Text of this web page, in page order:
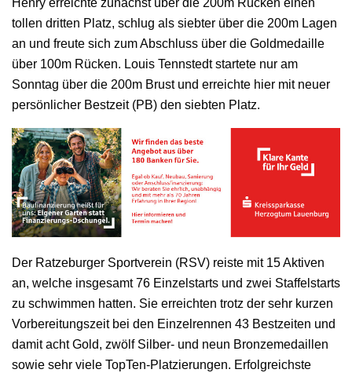
tollen dritten Platz, schlug als siebter über die 200m Lagen
an und freute sich zum Abschluss über die Goldmedaille
über 100m Rücken. Louis Tennstedt startete nur am
Sonntag über die 200m Brust und erreichte hier mit neuer
persönlicher Bestzeit (PB) den siebten Platz.
Der Ratzeburger Sportverein (RSV) reiste mit 15 Aktiven
an, welche insgesamt 76 Einzelstarts und zwei Staffelstarts
zu schwimmen hatten. Sie erreichten trotz der sehr kurzen
Vorbereitungszeit bei den Einzelrennen 43 Bestzeiten und
damit acht Gold, zwölf Silber- und neun Bronzemedaillen
sowie sehr viele TopTen-Platzierungen. Erfolgreichste